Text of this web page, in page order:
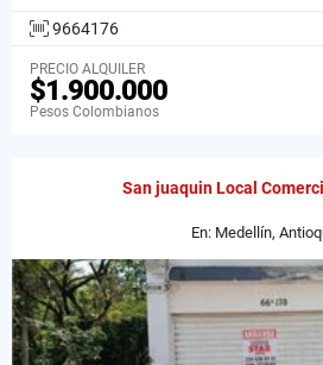
9664176
PRECIO ALQUILER
$1.900.000
Pesos Colombianos
San juaquin Local
En: Medellín,